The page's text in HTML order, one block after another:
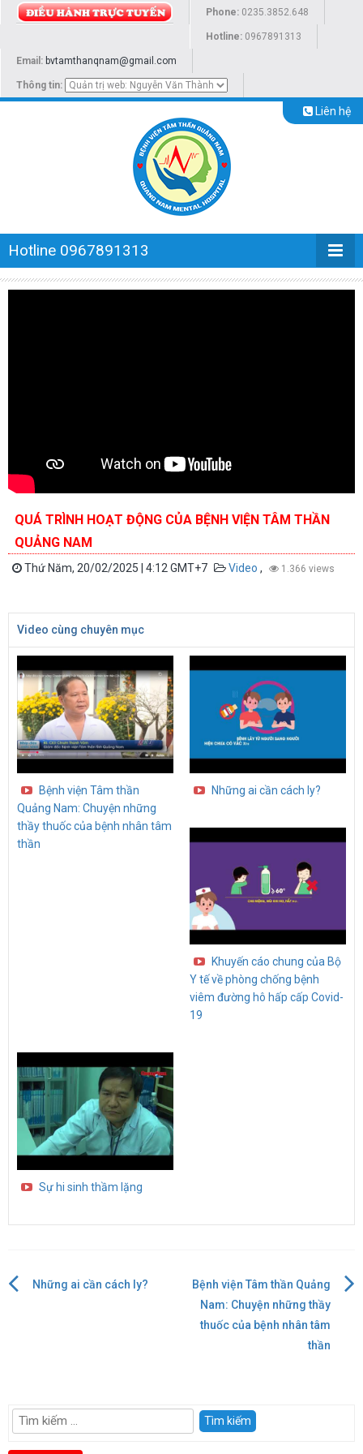
Phone: 0235.3852.648
Hotline: 0967891313
Email: bvtamthanqnam@gmail.com
Thông tin:
Liên hệ
Hotline 0967891313
QUÁ TRÌNH HOẠT ĐỘNG CỦA BỆNH VIỆN TÂM THẦN
QUẢNG NAM
Thứ Năm, 20/02/2025 | 4:12 GMT+7 Video , 1.366 views
Video cùng chuyên mục
Bệnh viện Tâm thần
Quảng Nam: Chuyện những
thầy thuốc của bệnh nhân tâm
thần
Những ai cần cách ly?
Khuyến cáo chung của Bộ
Y tế về phòng chống bệnh
viêm đường hô hấp cấp Covid-
19
Sự hi sinh thầm lặng
viết
Những ai cần cách ly?
Bệnh viện Tâm thần Quảng
Nam: Chuyện những thầy
thuốc của bệnh nhân tâm
thần
Tìm
kiếm